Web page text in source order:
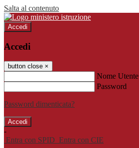
Salta al contenuto
Accedi
Accedi
button close ×
Nome Utente
Password
Password dimenticata?
-
Entra con SPID Entra con CIE